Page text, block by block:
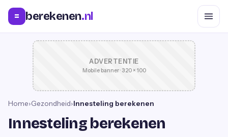
= berekenen.nl
ADVERTENTIE
Mobile banner · 320 × 100
Home›Gezondheid›Innesteling berekenen
Innesteling berekenen